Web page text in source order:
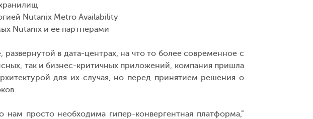
Nutanix Metro Availability
Nutanix и ее партнерами
в дата-центрах, на что то более современное с
так и бизнес-критичных приложений, компания пришла
для их случая, но перед принятием решения о
просто необходима гипер-конвергентная платформа,"